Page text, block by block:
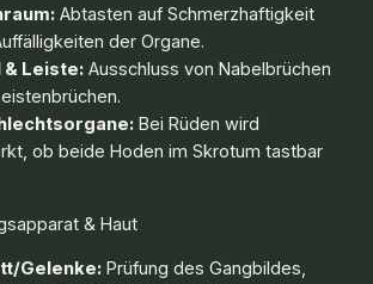
Abtasten auf Schmerzhaftigkeit
der Organe.
& Leiste: Ausschluss von Nabelbrüchen
Bei Rüden wird
ob beide Hoden im Skrotum tastbar
& Haut
Gelenke: Prüfung des Gangbildes,